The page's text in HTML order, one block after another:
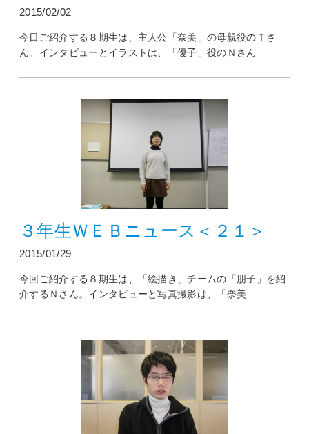
2015/02/02
今日ご紹介する８期生は、主人公「奈美」の母親役のＴさ
ん。インタビューとイラストは、「優子」役のＮさん
３年生ＷＥＢニュース＜２１＞
2015/01/29
今回ご紹介する８期生は、「絵描き」チームの「朋子」を紹
介するＮさん。インタビューと写真撮影は、「奈美